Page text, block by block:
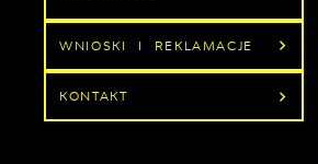
WNIOSKI I REKLAMACJE
KONTAKT